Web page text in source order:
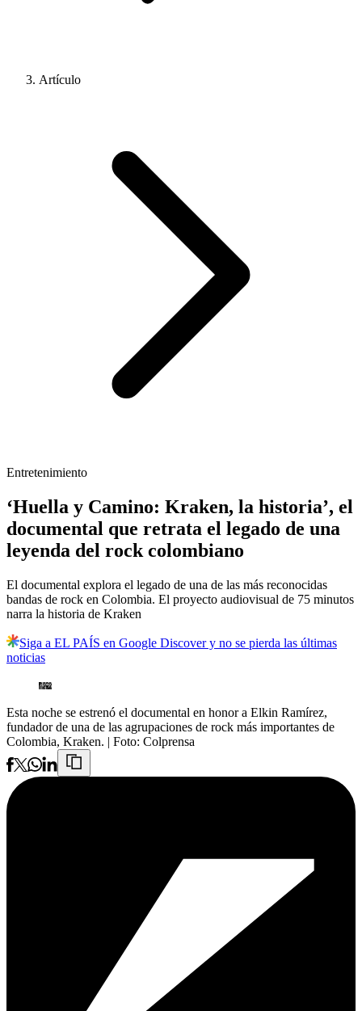
Artículo
Entretenimiento
‘Huella y Camino: Kraken, la historia’, el
documental que retrata el legado de una
leyenda del rock colombiano
El documental explora el legado de una de las más reconocidas
bandas de rock en Colombia. El proyecto audiovisual de 75 minutos
narra la historia de Kraken
Siga a EL PAÍS en Google Discover y no se pierda las últimas
noticias
Esta noche se estrenó el documental en honor a Elkin Ramírez,
fundador de una de las agrupaciones de rock más importantes de
Colombia, Kraken. | Foto: Colprensa